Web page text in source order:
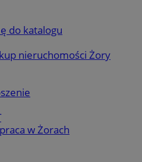
do katalogu
nieruchomości Żory
w Żorach